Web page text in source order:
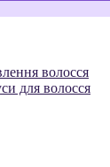
волосся
для волосся